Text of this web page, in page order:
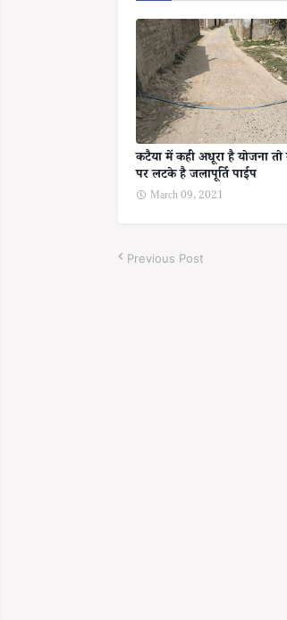
कटैया में कही अधूरा है योजना
पर लटके है जलापूर्ति पाईप
March 09, 2021
Previous Post